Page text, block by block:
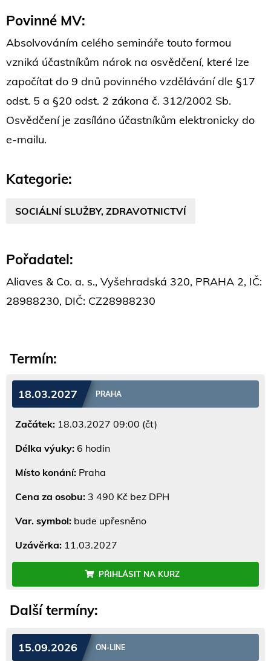
Povinné MV:
Absolvováním celého semináře touto formou
vzniká účastníkům nárok na osvědčení, které lze
započítat do 9 dnů povinného vzdělávání dle §17
odst. 5 a §20 odst. 2 zákona č. 312/2002 Sb.
Osvědčení je zasíláno účastníkům elektronicky do
e-mailu.
Kategorie:
SOCIÁLNÍ SLUŽBY, ZDRAVOTNICTVÍ
Pořadatel:
Aliaves & Co. a. s., Vyšehradská 320, PRAHA 2, IČ:
28988230, DIČ: CZ28988230
Termín:
18.03.2027 PRAHA
Začátek: 18.03.2027 09:00 (čt)
Délka výuky: 6 hodin
Místo konání: Praha
Cena za osobu: 3 490 Kč bez DPH
Var. symbol: bude upřesněno
Uzávěrka: 11.03.2027
PŘIHLÁSIT NA KURZ
Další termíny:
15.09.2026 ON-LINE